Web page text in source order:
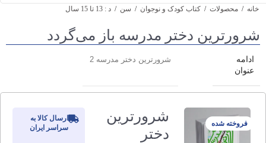
خانه / محصولات / کتاب کودک و نوجوان / سن / د : 13 تا 15 سال
شرورترین دختر مدرسه باز می‌گردد
ادامه
عنوان
شرورترین دختر مدرسه 2
فروخته شده
شرورترین
دختر
ارسال کالا به
سراسر ایران